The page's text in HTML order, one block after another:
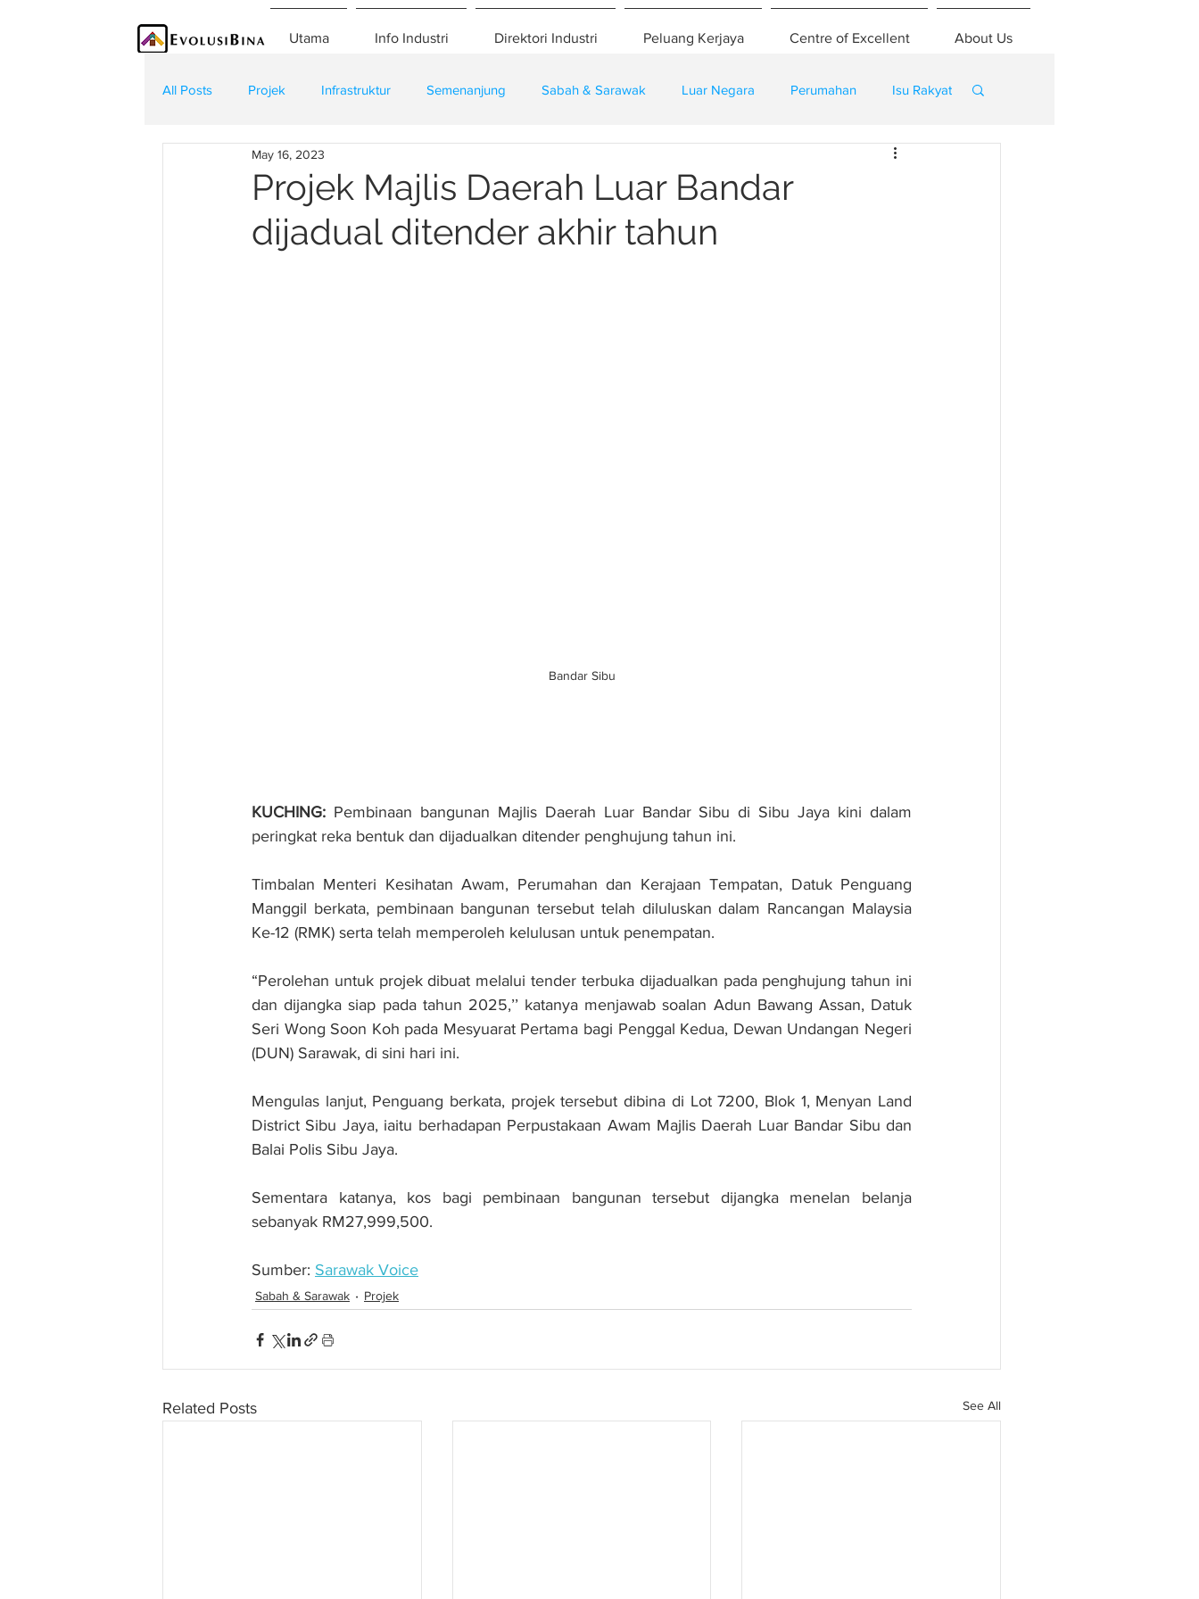
Utama Info Industri Direktori Industri Peluang Kerjaya Centre of Excellent About Us
All Posts Projek Infrastruktur Semenanjung Sabah & Sarawak Luar Negara Perumahan Isu Rakyat
Teknologi Kontraktor
Projek Majlis Daerah Luar Bandar
dijadual ditender akhir tahun
May 16, 2023
Bandar Sibu
KUCHING: Pembinaan bangunan Majlis Daerah Luar Bandar Sibu di Sibu Jaya kini dalam
peringkat reka bentuk dan dijadualkan ditender penghujung tahun ini.
Timbalan Menteri Kesihatan Awam, Perumahan dan Kerajaan Tempatan, Datuk Penguang
Manggil berkata, pembinaan bangunan tersebut telah diluluskan dalam Rancangan Malaysia
Ke-12 (RMK) serta telah memperoleh kelulusan untuk penempatan.
“Perolehan untuk projek dibuat melalui tender terbuka dijadualkan pada penghujung tahun ini
dan dijangka siap pada tahun 2025,’’ katanya menjawab soalan Adun Bawang Assan, Datuk
Seri Wong Soon Koh pada Mesyuarat Pertama bagi Penggal Kedua, Dewan Undangan Negeri
(DUN) Sarawak, di sini hari ini.
Mengulas lanjut, Penguang berkata, projek tersebut dibina di Lot 7200, Blok 1, Menyan Land
District Sibu Jaya, iaitu berhadapan Perpustakaan Awam Majlis Daerah Luar Bandar Sibu dan
Balai Polis Sibu Jaya.
Sementara katanya, kos bagi pembinaan bangunan tersebut dijangka menelan belanja
sebanyak RM27,999,500.
Sumber: Sarawak Voice
Sabah & Sarawak Projek
Related Posts See All